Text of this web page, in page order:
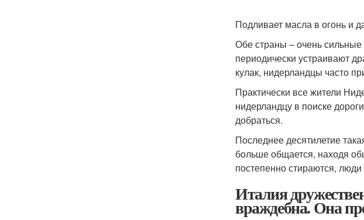
Подливает масла в огонь и
Обе страны – очень
периодически устраивают
кулак, нидерландцы часто
Практически все жители
нидерландцу в поиске
добраться.
Последнее десятилетие
больше общается, находя
постепенно стираются,
Италия
враждебна. Она